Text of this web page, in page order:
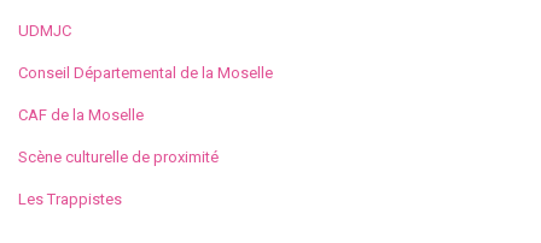
UDMJC
Conseil Départemental de la Moselle
CAF de la Moselle
Scène culturelle de proximité
Les Trappistes